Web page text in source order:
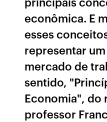
econômica. E
esses
representar
mercado de
sentido,
Economia", do
professor